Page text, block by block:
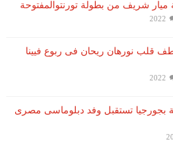
​ميار شريف​ من بطولة ​تورنتو​المفتوحة
قلب نورهان ريحان فى ربوع فيينا
بجورجيا تستقبل وفد دبلوماسى مصرى